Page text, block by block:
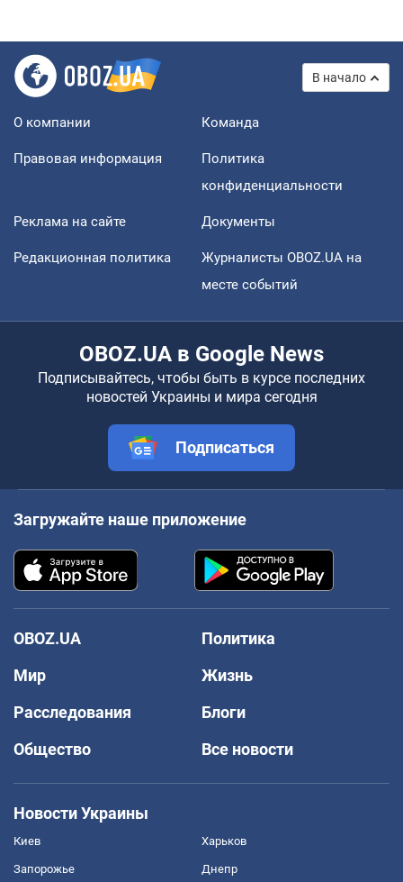
В начало
О компании Команда
Правовая информация
Политика
конфиденциальности
Реклама на сайте Документы
Редакционная политика
Журналисты OBOZ.UA на
месте событий
OBOZ.UA в Google News
Подписывайтесь, чтобы быть в курсе последних
новостей Украины и мира сегодня
Подписаться
Загружайте наше приложение
OBOZ.UA
Политика
Мир
Жизнь
Расследования
Блоги
Общество
Все новости
Новости Украины
Киев Харьков
Запорожье Днепр